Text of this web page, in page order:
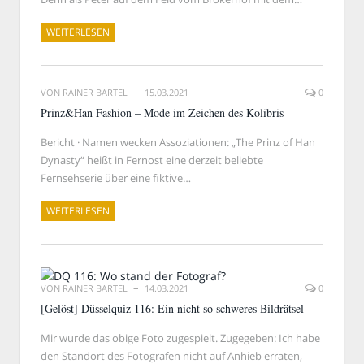
WEITERLESEN
VON RAINER BARTEL 15.03.2021 0
Prinz&Han Fashion – Mode im Zeichen des Kolibris
Bericht · Namen wecken Assoziationen: „The Prinz of Han
Dynasty“ heißt in Fernost eine derzeit beliebte
Fernsehserie über eine fiktive…
WEITERLESEN
VON RAINER BARTEL 14.03.2021 0
[Gelöst] Düsselquiz 116: Ein nicht so schweres Bildrätsel
Mir wurde das obige Foto zugespielt. Zugegeben: Ich habe
den Standort des Fotografen nicht auf Anhieb erraten,